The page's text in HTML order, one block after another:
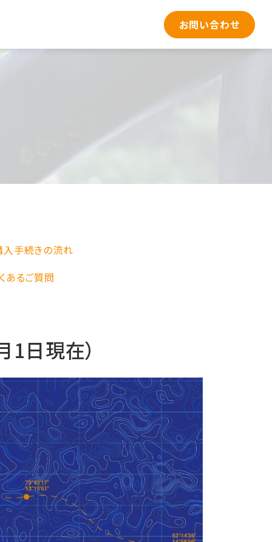
お問い合わせ
手続きの流れ
あるご質問
日現在）